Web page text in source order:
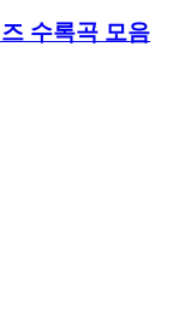
수록곡 모음